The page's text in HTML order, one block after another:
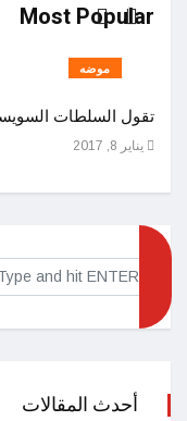
Most Popular
موضه
تقول السلطات
يناير 8, 2017
أحدث المقالات